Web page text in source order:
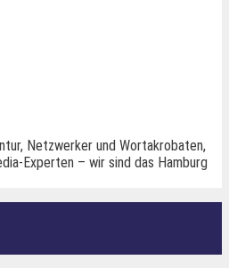
Netzwerker und Wortakrobaten,
Experten – wir sind das Hamburg